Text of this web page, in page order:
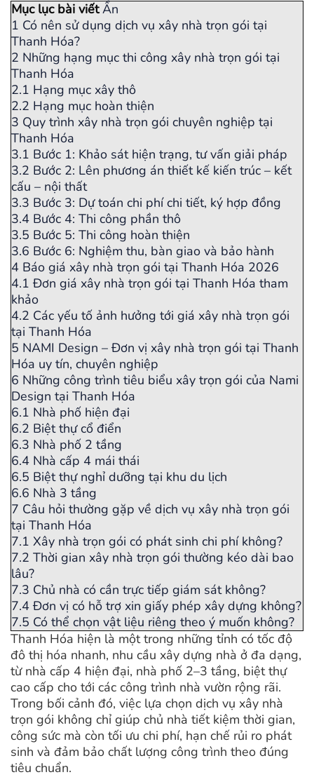
Mục lục bài viết Ẩn
1 Có nên sử dụng dịch vụ xây nhà trọn gói tại
Thanh Hóa?
2 Những hạng mục thi công xây nhà trọn gói tại
Thanh Hóa
2.1 Hạng mục xây thô
2.2 Hạng mục hoàn thiện
3 Quy trình xây nhà trọn gói chuyên nghiệp tại
Thanh Hóa
3.1 Bước 1: Khảo sát hiện trạng, tư vấn giải pháp
3.2 Bước 2: Lên phương án thiết kế kiến trúc – kết
cấu – nội thất
3.3 Bước 3: Dự toán chi phí chi tiết, ký hợp đồng
3.4 Bước 4: Thi công phần thô
3.5 Bước 5: Thi công hoàn thiện
3.6 Bước 6: Nghiệm thu, bàn giao và bảo hành
4 Báo giá xây nhà trọn gói tại Thanh Hóa 2026
4.1 Đơn giá xây nhà trọn gói tại Thanh Hóa tham
khảo
4.2 Các yếu tố ảnh hưởng tới giá xây nhà trọn gói
tại Thanh Hóa
5 NAMI Design – Đơn vị xây nhà trọn gói tại Thanh
Hóa uy tín, chuyên nghiệp
6 Những công trình tiêu biểu xây trọn gói của Nami
Design tại Thanh Hóa
6.1 Nhà phố hiện đại
6.2 Biệt thự cổ điển
6.3 Nhà phố 2 tầng
6.4 Nhà cấp 4 mái thái
6.5 Biệt thự nghỉ dưỡng tại khu du lịch
6.6 Nhà 3 tầng
7 Câu hỏi thường gặp về dịch vụ xây nhà trọn gói
tại Thanh Hóa
7.1 Xây nhà trọn gói có phát sinh chi phí không?
7.2 Thời gian xây nhà trọn gói thường kéo dài bao
lâu?
7.3 Chủ nhà có cần trực tiếp giám sát không?
7.4 Đơn vị có hỗ trợ xin giấy phép xây dựng không?
7.5 Có thể chọn vật liệu riêng theo ý muốn không?
Thanh Hóa hiện là một trong những tỉnh có tốc độ
đô thị hóa nhanh, nhu cầu xây dựng nhà ở đa dạng,
từ nhà cấp 4 hiện đại, nhà phố 2–3 tầng, biệt thự
cao cấp cho tới các công trình nhà vườn rộng rãi.
Trong bối cảnh đó, việc lựa chọn dịch vụ xây nhà
trọn gói không chỉ giúp chủ nhà tiết kiệm thời gian,
công sức mà còn tối ưu chi phí, hạn chế rủi ro phát
sinh và đảm bảo chất lượng công trình theo đúng
tiêu chuẩn.